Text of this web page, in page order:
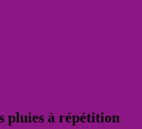
pluies à répétition